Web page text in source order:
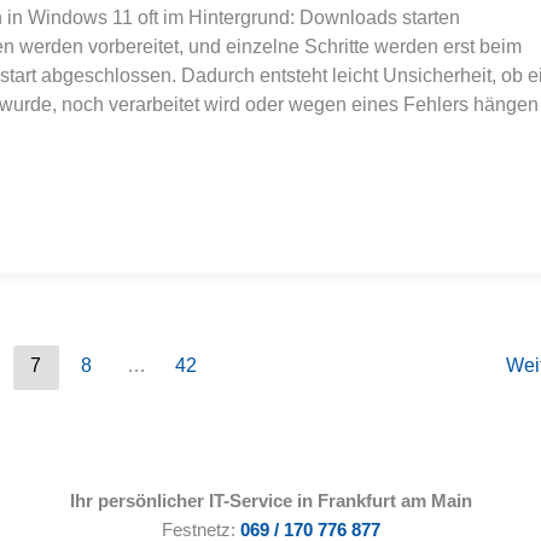
Windows 11 oft im Hintergrund: Downloads starten
werden vorbereitet, und einzelne Schritte werden erst beim
abgeschlossen. Dadurch entsteht leicht Unsicherheit, ob
noch verarbeitet wird oder wegen eines Fehlers hängen
7 8 … 42
Ihr persönlicher IT-Service in Frankfurt am Main
Festnetz: 069 / 170 776 877